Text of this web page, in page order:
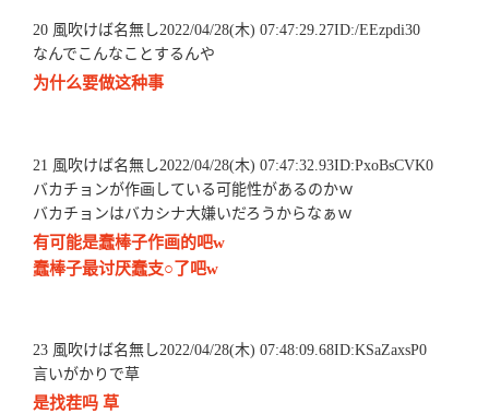
20 風吹けば名無し2022/04/28(木) 07:47:29.27ID:/EEzpdi30
なんでこんなことするんや
为什么要做这种事
21 風吹けば名無し2022/04/28(木) 07:47:32.93ID:PxoBsCVK0
バカチョンが作画している可能性があるのかｗ
バカチョンはバカシナ大嫌いだろうからなぁｗ
有可能是蠢棒子作画的吧w
蠢棒子最讨厌蠢支○了吧w
23 風吹けば名無し2022/04/28(木) 07:48:09.68ID:KSaZaxsP0
言いがかりで草
是找茬吗 草